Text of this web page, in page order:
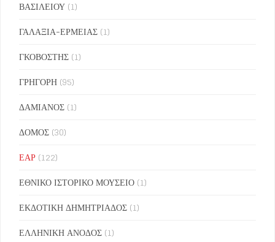
ΒΑΣΙΛΕΙΟΥ (1)
ΓΑΛΑΞΙΑ-ΕΡΜΕΙΑΣ (1)
ΓΚΟΒΟΣΤΗΣ (1)
ΓΡΗΓΟΡΗ (95)
ΔΑΜΙΑΝΟΣ (1)
ΔΟΜΟΣ (30)
ΕΑΡ (122)
ΕΘΝΙΚΟ ΙΣΤΟΡΙΚΟ ΜΟΥΣΕΙΟ (1)
ΕΚΔΟΤΙΚΗ ΔΗΜΗΤΡΙΑΔΟΣ (1)
ΕΛΛΗΝΙΚΗ ΑΝΟΔΟΣ (1)